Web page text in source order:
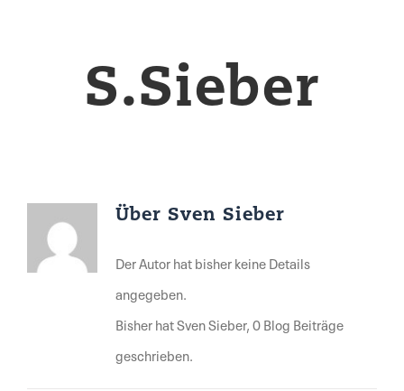
S.Sieber
Über Sven Sieber
Der Autor hat bisher keine Details
angegeben.
Bisher hat Sven Sieber, 0 Blog Beiträge
geschrieben.